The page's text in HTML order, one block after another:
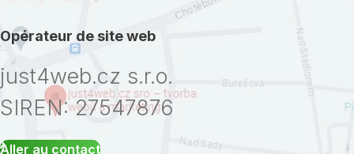
Opérateur de site web
just4web.cz s.r.o.
SIREN: 27547876
Aller au contact